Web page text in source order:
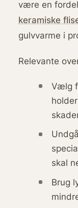
være en
keramiske
gulvvarme i
Relevante
Vælg
skal
Brug